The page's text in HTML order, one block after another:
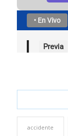
accidente